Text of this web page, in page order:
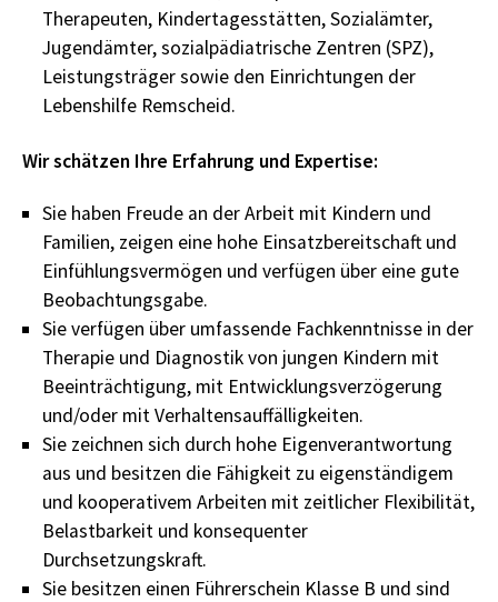
Therapeuten, Kindertagesstätten, Sozialämter,
Jugendämter, sozialpädiatrische Zentren (SPZ),
Leistungsträger sowie den Einrichtungen der
Lebenshilfe Remscheid.
Wir schätzen Ihre Erfahrung und Expertise:
Sie haben Freude an der Arbeit mit Kindern und
Familien, zeigen eine hohe Einsatzbereitschaft und
Einfühlungsvermögen und verfügen über eine gute
Beobachtungsgabe.
Sie verfügen über umfassende Fachkenntnisse in der
Therapie und Diagnostik von jungen Kindern mit
Beeinträchtigung, mit Entwicklungsverzögerung
und/oder mit Verhaltensauffälligkeiten.
Sie zeichnen sich durch hohe Eigenverantwortung
aus und besitzen die Fähigkeit zu eigenständigem
und kooperativem Arbeiten mit zeitlicher Flexibilität,
Belastbarkeit und konsequenter
Durchsetzungskraft.
Sie besitzen einen Führerschein Klasse B und sind